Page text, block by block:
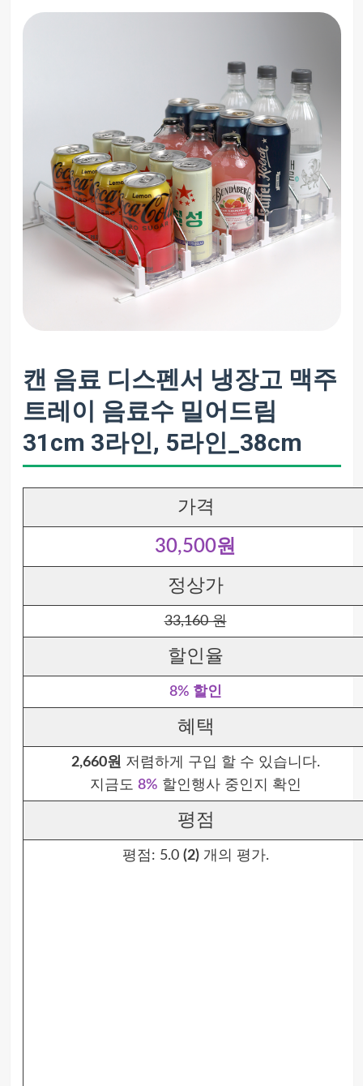
캔 음료 디스펜서 냉장고 맥주
트레이 음료수 밀어드림
31cm 3라인, 5라인_38cm
가격
30,500원
정상가
33,160 원
할인율
8% 할인
혜택
2,660원 저렴하게 구입 할 수 있습니다.
지금도 8% 할인행사 중인지 확인
평점
평점: 5.0 (2)개의 평가.